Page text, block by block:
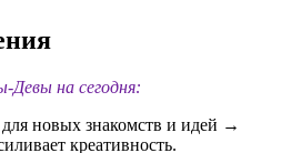
Девы на сегодня:
новых знакомств и идей →
креативность.